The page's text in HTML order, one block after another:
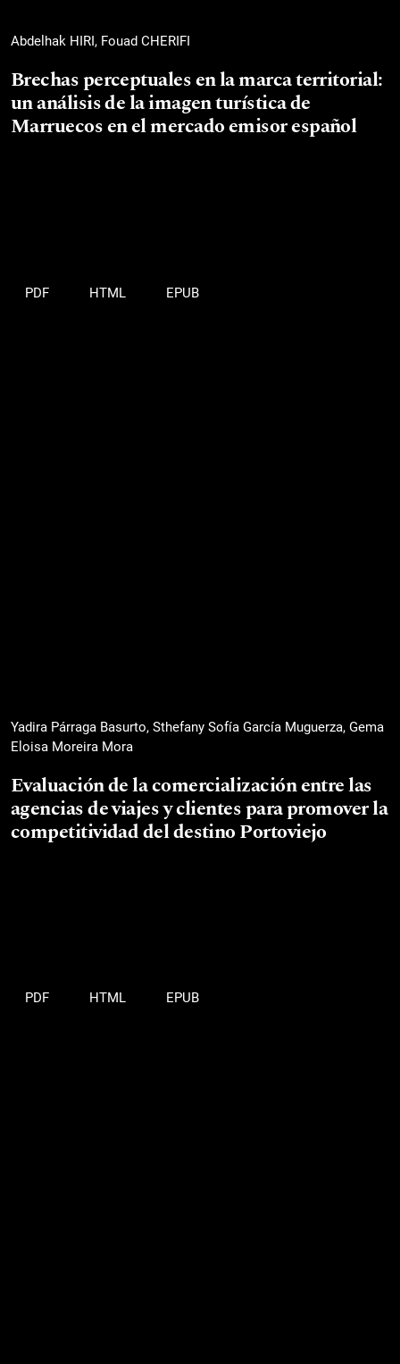
Abdelhak HIRI, Fouad CHERIFI
Brechas perceptuales en la marca territorial:
un análisis de la imagen turística de
Marruecos en el mercado emisor español
PDF HTML EPUB
Yadira Párraga Basurto, Sthefany Sofía García Muguerza, Gema
Eloisa Moreira Mora
Evaluación de la comercialización entre las
agencias de viajes y clientes para promover la
competitividad del destino Portoviejo
PDF HTML EPUB